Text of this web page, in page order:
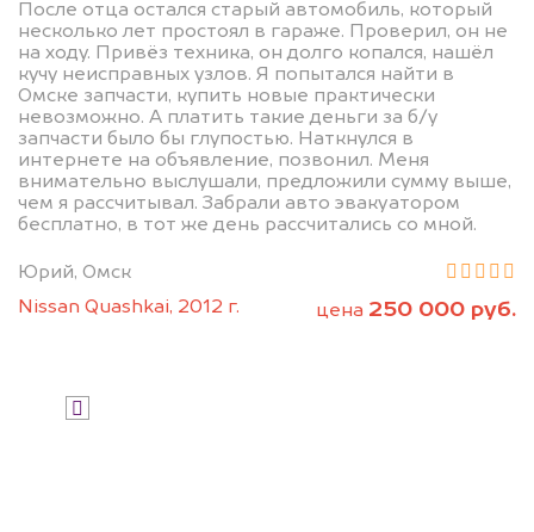
После отца остался старый автомобиль, который
несколько лет простоял в гараже. Проверил, он не
на ходу. Привёз техника, он долго копался, нашёл
кучу неисправных узлов. Я попытался найти в
Омске запчасти, купить новые практически
невозможно. А платить такие деньги за б/у
запчасти было бы глупостью. Наткнулся в
интернете на объявление, позвонил. Меня
внимательно выслушали, предложили сумму выше,
чем я рассчитывал. Забрали авто эвакуатором
бесплатно, в тот же день рассчитались со мной.
Юрий, Омск
Nissan Quashkai, 2012 г.
цена 250 000 руб.
автомобиля на разбор.
Мы купим ваше авто на 20.000 руб.
дороже, чем предлагают на
автоаукционах.